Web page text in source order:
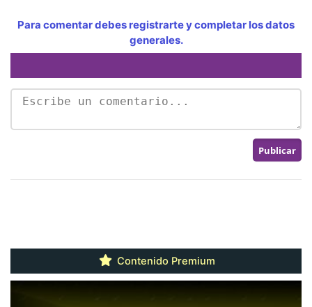
Para comentar debes registrarte y completar los datos
generales.
Contenido Premium